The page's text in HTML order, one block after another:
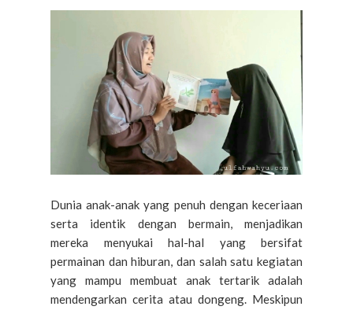
Dunia anak-anak yang penuh dengan keceriaan
serta identik dengan bermain, menjadikan
mereka menyukai hal-hal yang bersifat
permainan dan hiburan, dan salah satu kegiatan
yang mampu membuat anak tertarik adalah
mendengarkan cerita atau dongeng. Meskipun